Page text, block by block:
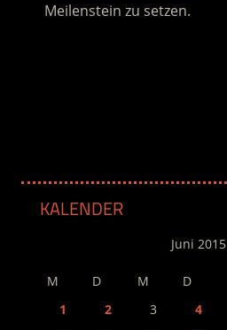
Meilenstein zu setzen.
KALENDER
Juni 2015
M D M D
1
2 3 4